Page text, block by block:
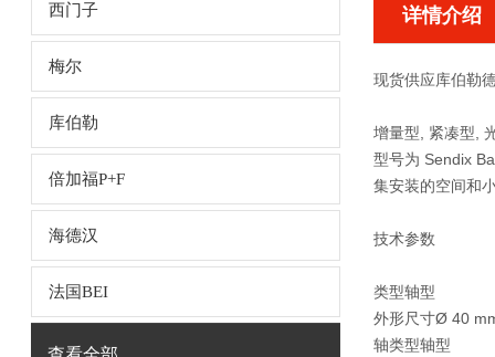
西门子
梅尔
库伯勒
倍加福P+F
海德汉
法国BEI
详情介绍
现货供应库伯勒
增量型, 紧凑型,
型号为 Sendix
集安装的空间和
技术参数
类型轴型
外形尺寸Ø 40
轴类型轴型